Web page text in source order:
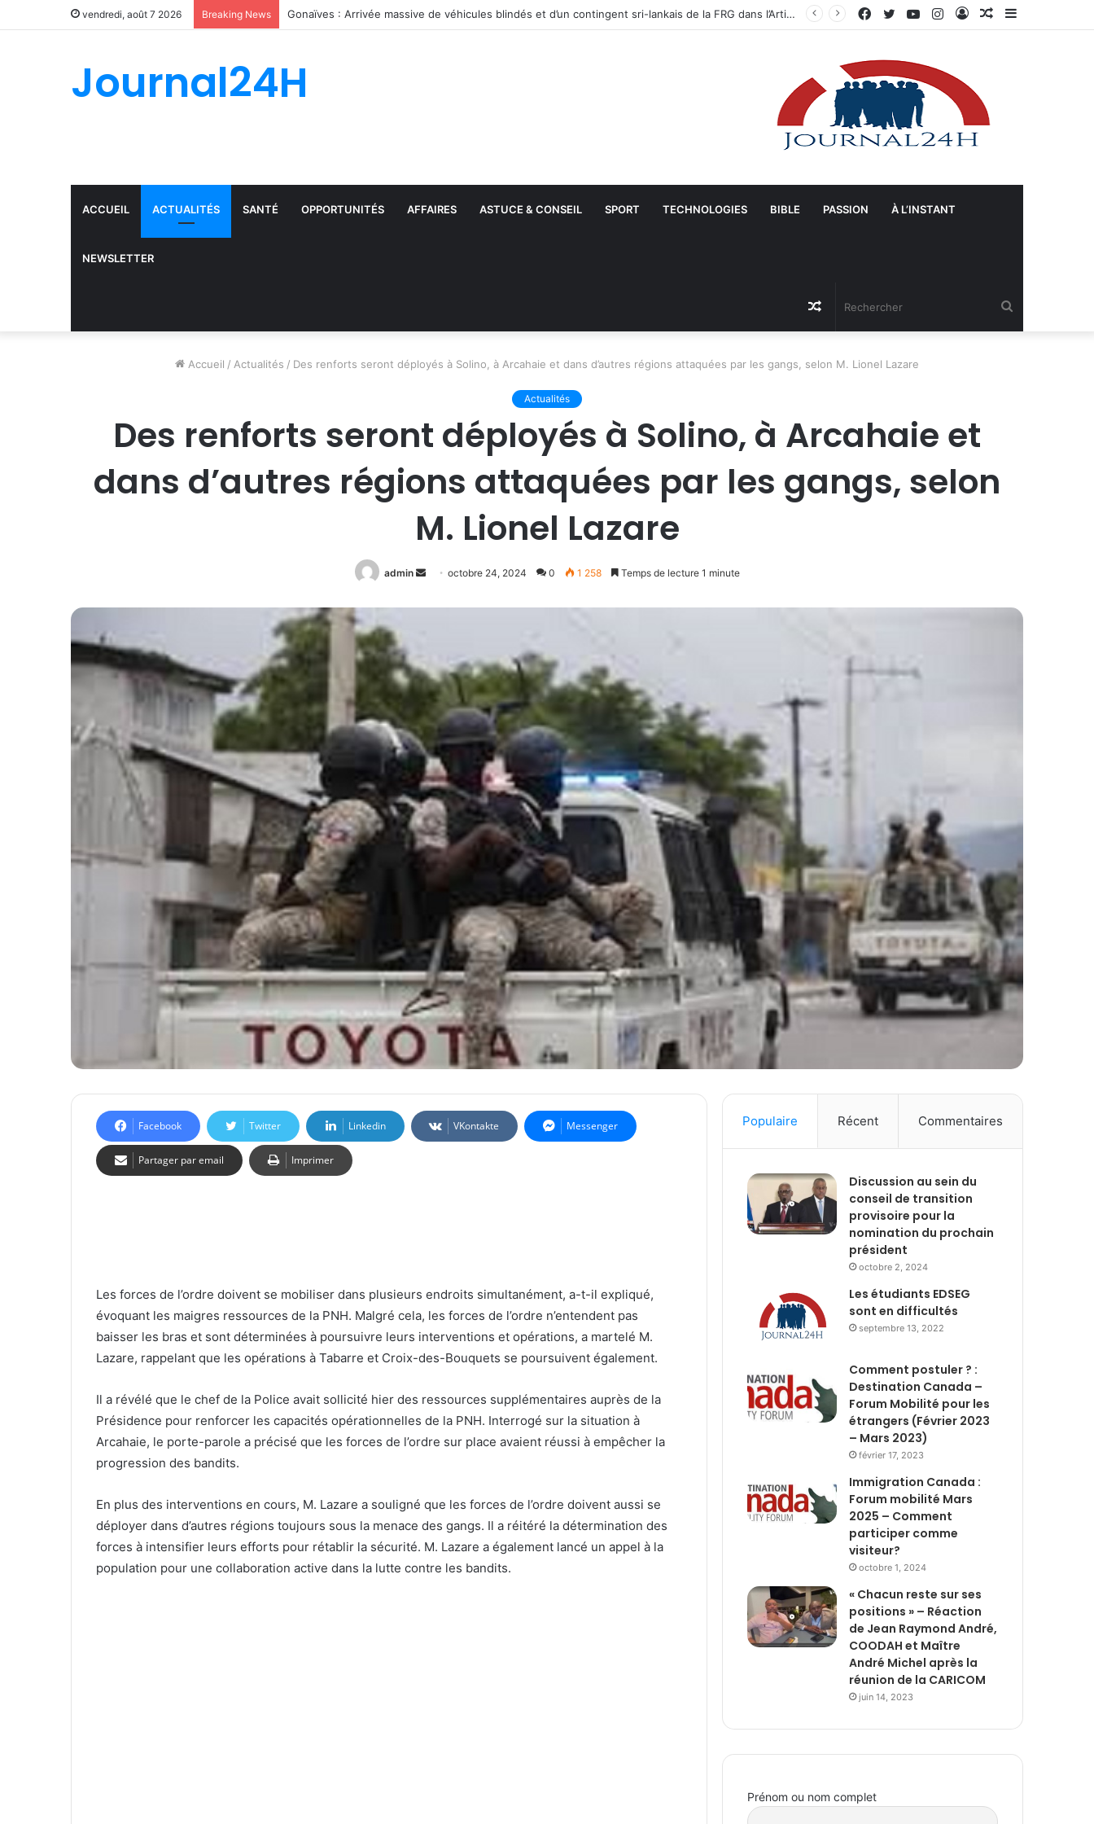
vendredi, août 7 2026 Breaking News Record d’arrestations par l’ICE : Plus de 51 000 migrants interpellés en un mois aux États-Unis
Sidebar
Article
Connexion
Instagram
YouTube
Twitter
Facebook
Journal24H
ACCUEIL ACTUALITÉS SANTÉ OPPORTUNITÉS AFFAIRES ASTUCE & CONSEIL SPORT TECHNOLOGIES BIBLE PASSION À L’INSTANT
NEWSLETTER
Article
Accueil / Actualités / Des renforts seront déployés à Solino, à Arcahaie et dans d’autres régions attaquées par les gangs, selon M. Lionel Lazare
Actualités
Des renforts seront déployés à Solino, à Arcahaie et
dans d’autres régions attaquées par les gangs, selon
M. Lionel Lazare
admin
Envoyer
courriel
octobre 24, 2024 0 1 258 Temps de lecture 1 minute
Facebook Twitter Linkedin VKontakte Messenger
Partager par email Imprimer
Les forces de l’ordre doivent se mobiliser dans plusieurs endroits simultanément, a-t-il expliqué,
évoquant les maigres ressources de la PNH. Malgré cela, les forces de l’ordre n’entendent pas
baisser les bras et sont déterminées à poursuivre leurs interventions et opérations, a martelé M.
Lazare, rappelant que les opérations à Tabarre et Croix-des-Bouquets se poursuivent également.
Il a révélé que le chef de la Police avait sollicité hier des ressources supplémentaires auprès de la
Présidence pour renforcer les capacités opérationnelles de la PNH. Interrogé sur la situation à
Arcahaie, le porte-parole a précisé que les forces de l’ordre sur place avaient réussi à empêcher la
progression des bandits.
En plus des interventions en cours, M. Lazare a souligné que les forces de l’ordre doivent aussi se
déployer dans d’autres régions toujours sous la menace des gangs. Il a réitéré la détermination des
forces à intensifier leurs efforts pour rétablir la sécurité. M. Lazare a également lancé un appel à la
population pour une collaboration active dans la lutte contre les bandits.
Populaire Récent Commentaires
Discussion au sein du
conseil de transition
provisoire pour la
nomination du prochain
président
octobre 2, 2024
Les étudiants EDSEG
sont en difficultés
septembre 13, 2022
Comment postuler ? :
Destination Canada –
Forum Mobilité pour les
étrangers (Février 2023
– Mars 2023)
février 17, 2023
Immigration Canada :
Forum mobilité Mars
2025 – Comment
participer comme
visiteur?
octobre 1, 2024
« Chacun reste sur ses
positions » – Réaction
de Jean Raymond André,
COODAH et Maître
André Michel après la
réunion de la CARICOM
juin 14, 2023
Prénom ou nom complet